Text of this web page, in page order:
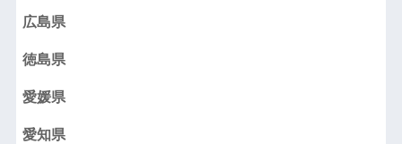
広島県
徳島県
愛媛県
愛知県